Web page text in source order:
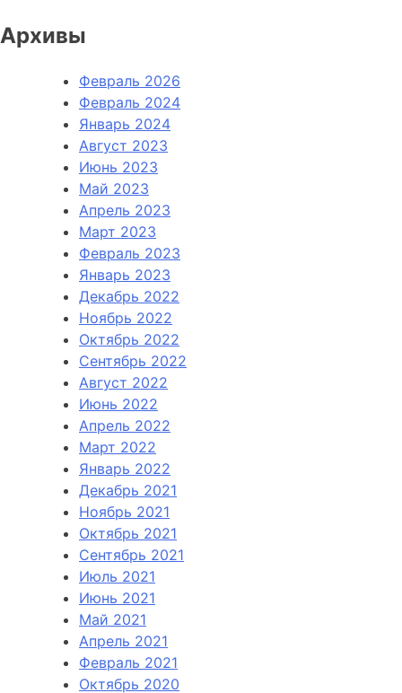
Архивы
Февраль 2026
Февраль 2024
Январь 2024
Август 2023
Июнь 2023
Май 2023
Апрель 2023
Март 2023
Февраль 2023
Январь 2023
Декабрь 2022
Ноябрь 2022
Октябрь 2022
Сентябрь 2022
Август 2022
Июнь 2022
Апрель 2022
Март 2022
Январь 2022
Декабрь 2021
Ноябрь 2021
Октябрь 2021
Сентябрь 2021
Июль 2021
Июнь 2021
Май 2021
Апрель 2021
Февраль 2021
Октябрь 2020